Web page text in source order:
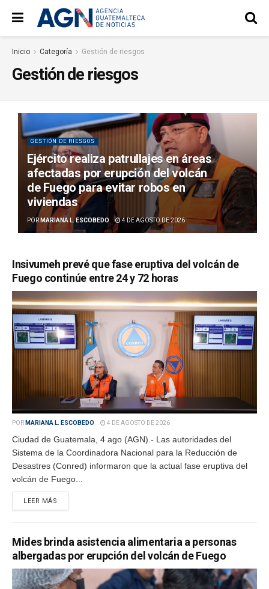
Inicio Categoría Gestión de riesgos
Gestión de riesgos
GESTIÓN DE RIESGOS
Ejército realiza patrullajes en áreas
afectadas por erupción del volcán
de Fuego para evitar robos en
viviendas
POR MARIANA L. ESCOBEDO 4 DE AGOSTO DE 2026
Insivumeh prevé que fase eruptiva del volcán de
Fuego continúe entre 24 y 72 horas
POR MARIANA L. ESCOBEDO 4 DE AGOSTO DE 2026
Ciudad de Guatemala, 4 ago (AGN).- Las autoridades del
Sistema de la Coordinadora Nacional para la Reducción de
Desastres (Conred) informaron que la actual fase eruptiva del
volcán de Fuego...
LEER MÁS
Mides brinda asistencia alimentaria a personas
albergadas por erupción del volcán de Fuego